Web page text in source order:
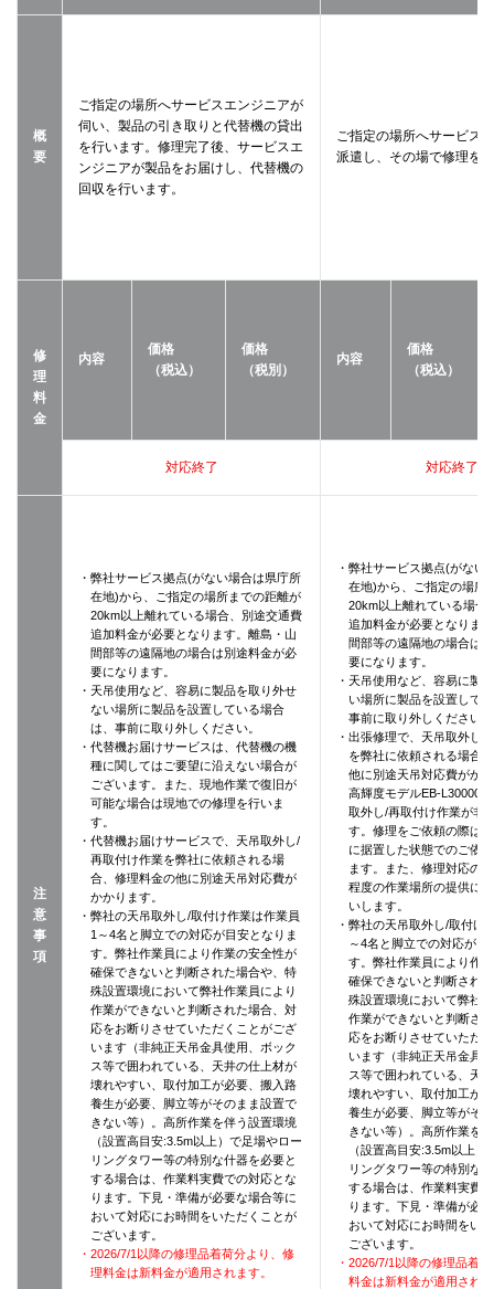
概
要
ご指定の場所へサービスエンジニアが
伺い、製品の引き取りと代替機の貸出
を行います。修理完了後、サービスエ
ンジニアが製品をお届けし、代替機の
回収を行います。
ご指定の場所へサービス
派遣し、その場で修理を
修
理
料
金
内容
価格
（税込）
価格
（税別）
内容
価格
（税込）
対応終了 対応終了
注
意
事
項
・弊社サービス拠点(がない場合は県庁所
在地)から、ご指定の場所までの距離が
20km以上離れている場合、別途交通費
追加料金が必要となります。離島・山
間部等の遠隔地の場合は別途料金が必
要になります。
・天吊使用など、容易に製品を取り外せ
ない場所に製品を設置している場合
は、事前に取り外しください。
・代替機お届けサービスは、代替機の機
種に関してはご要望に沿えない場合が
ございます。また、現地作業で復旧が
可能な場合は現地での修理を行いま
す。
・代替機お届けサービスで、天吊取外し/
再取付け作業を弊社に依頼される場
合、修理料金の他に別途天吊対応費が
かかります。
・弊社の天吊取外し/取付け作業は作業員
1～4名と脚立での対応が目安となりま
す。弊社作業員により作業の安全性が
確保できないと判断された場合や、特
殊設置環境において弊社作業員により
作業ができないと判断された場合、対
応をお断りさせていただくことがござ
います（非純正天吊金具使用、ボック
ス等で囲われている、天井の仕上材が
壊れやすい、取付加工が必要、搬入路
養生が必要、脚立等がそのまま設置で
きない等）。高所作業を伴う設置環境
（設置高目安:3.5m以上）で足場やロー
リングタワー等の特別な什器を必要と
する場合は、作業料実費での対応とな
ります。下見・準備が必要な場合等に
おいて対応にお時間をいただくことが
ございます。
・2026/7/1以降の修理品着荷分より、修
理料金は新料金が適用されます。
・弊社サービス拠点(がない
在地)から、ご指定の場所
20km以上離れている場合
追加料金が必要となりま
間部等の遠隔地の場合は
要になります。
・天吊使用など、容易に製
い場所に製品を設置して
事前に取り外しください。
・出張修理で、天吊取外し/
を弊社に依頼される場合
他に別途天吊対応費がか
高輝度モデルEB-L30000
取外し/再取付け作業が非
す。修理をご依頼の際は
に据置した状態でのご依
ます。また、修理対応の
程度の作業場所の提供に
いします。
・弊社の天吊取外し/取付け
～4名と脚立での対応が目
す。弊社作業員により作
確保できないと判断され
殊設置環境において弊社
作業ができないと判断さ
応をお断りさせていただ
います（非純正天吊金具
ス等で囲われている、天
壊れやすい、取付加工が
養生が必要、脚立等がそ
きない等）。高所作業を
（設置高目安:3.5m以上）
リングタワー等の特別な
する場合は、作業料実費
ります。下見・準備が必
おいて対応にお時間をい
ございます。
・2026/7/1以降の修理品着
料金は新料金が適用され